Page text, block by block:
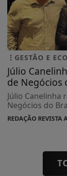
GESTÃO E
Júlio
de Negócios
Júlio Canelinha
Negócios do
REDAÇÃO REVISTA